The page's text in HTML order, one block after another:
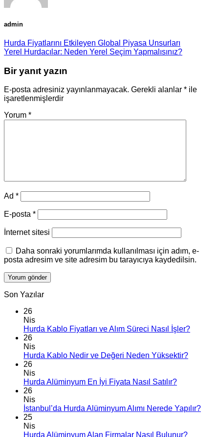
admin
Hurda Fiyatlarını Etkileyen Global Piyasa Unsurları
Yerel Hurdacılar: Neden Yerel Seçim Yapmalısınız?
Bir yanıt yazın
E-posta adresiniz yayınlanmayacak. Gerekli alanlar * ile
işaretlenmişlerdir
Yorum *
Ad *
E-posta *
İnternet sitesi
Daha sonraki yorumlarımda kullanılması için adım, e-
posta adresim ve site adresim bu tarayıcıya kaydedilsin.
Son Yazılar
26
Nis
Hurda Kablo Fiyatları ve Alım Süreci Nasıl İşler?
26
Nis
Hurda Kablo Nedir ve Değeri Neden Yüksektir?
26
Nis
Hurda Alüminyum En İyi Fiyata Nasıl Satılır?
26
Nis
İstanbul’da Hurda Alüminyum Alımı Nerede Yapılır?
25
Nis
Hurda Alüminyum Alan Firmalar Nasıl Bulunur?